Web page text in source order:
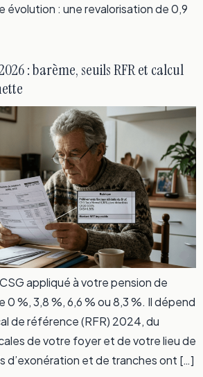
évolution : une revalorisation de 0,9
: barème, seuils RFR et calcul
appliqué à votre pension de
%, 3,8 %, 6,6 % ou 8,3 %. Il dépend
de référence (RFR) 2024, du
de votre foyer et de votre lieu de
d’exonération et de tranches ont […]